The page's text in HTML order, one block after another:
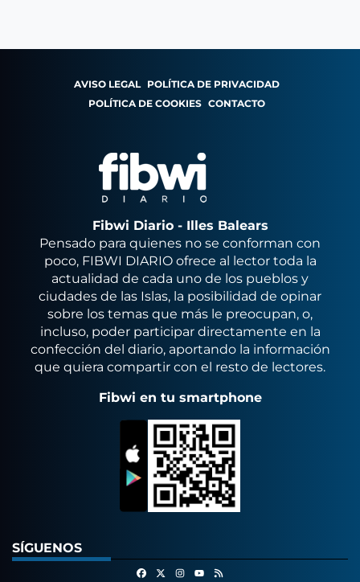
AVISO LEGAL POLÍTICA DE PRIVACIDAD
POLÍTICA DE COOKIES CONTACTO
Fibwi Diario - Illes Balears
Pensado para quienes no se conforman con
poco, FIBWI DIARIO ofrece al lector toda la
actualidad de cada uno de los pueblos y
ciudades de las Islas, la posibilidad de opinar
sobre los temas que más le preocupan, o,
incluso, poder participar directamente en la
confección del diario, aportando la información
que quiera compartir con el resto de lectores.
Fibwi en tu smartphone
SÍGUENOS
FacebookInstagram